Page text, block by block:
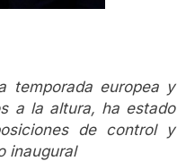
temporada europea y
a la altura, ha estado
de control y
inaugural